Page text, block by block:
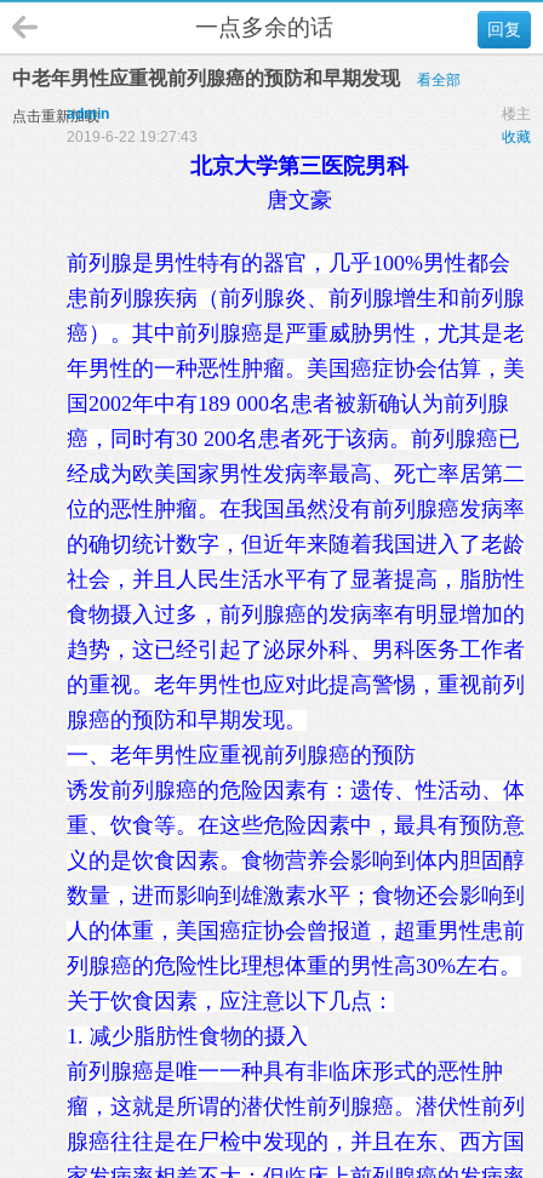
回复
一点多余的话
中老年男性应重视前列腺癌的预防和早期发现 看全部
点击重新加载 楼主
admin
收藏
2019-6-22 19:27:43
北京大学第三医院男科
唐文豪
前列腺是男性特有的器官，几乎100%男性都会
患前列腺疾病（前列腺炎、前列腺增生和前列腺
癌）。其中前列腺癌是严重威胁男性，尤其是老
年男性的一种恶性肿瘤。美国癌症协会估算，美
国2002年中有189 000名患者被新确认为前列腺
癌，同时有30 200名患者死于该病。前列腺癌已
经成为欧美国家男性发病率最高、死亡率居第二
位的恶性肿瘤。在我国虽然没有前列腺癌发病率
的确切统计数字，但近年来随着我国进入了老龄
社会，并且人民生活水平有了显著提高，脂肪性
食物摄入过多，前列腺癌的发病率有明显增加的
趋势，这已经引起了泌尿外科、男科医务工作者
的重视。老年男性也应对此提高警惕，重视前列
腺癌的预防和早期发现。
一、老年男性应重视前列腺癌的预防
诱发前列腺癌的危险因素有：遗传、性活动、体
重、饮食等。在这些危险因素中，最具有预防意
义的是饮食因素。食物营养会影响到体内胆固醇
数量，进而影响到雄激素水平；食物还会影响到
人的体重，美国癌症协会曾报道，超重男性患前
列腺癌的危险性比理想体重的男性高30%左右。
关于饮食因素，应注意以下几点：
1. 减少脂肪性食物的摄入
前列腺癌是唯一一种具有非临床形式的恶性肿
瘤，这就是所谓的潜伏性前列腺癌。潜伏性前列
腺癌往往是在尸检中发现的，并且在东、西方国